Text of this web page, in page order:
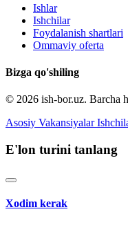
Ishlar
Ishchilar
Foydalanish shartlari
Ommaviy oferta
Bizga qo'shiling
© 2026 ish-bor.uz. Barcha
Asosiy Vakansiyalar
E'lon turini tanlang
Xodim kerak